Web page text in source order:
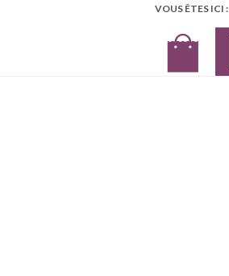
(1)
(4)
VOUS ÊTES ICI :